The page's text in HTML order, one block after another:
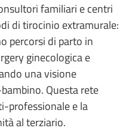
familiari e centri
di tirocinio extramurale:
percorsi di parto in
ginecologica e
una visione
Questa rete
professionale e la
al terziario.